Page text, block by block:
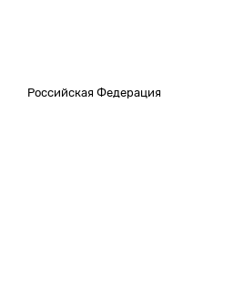
Российская Федерация